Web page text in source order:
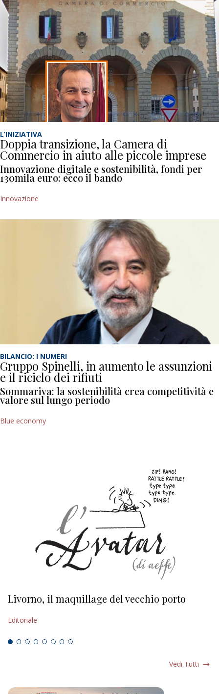
L’INIZIATIVA
Doppia transizione, la Camera di
Commercio in aiuto alle piccole imprese
Innovazione digitale e sostenibilità, fondi per
130mila euro: ecco il bando
Innovazione
BILANCIO: I NUMERI
Gruppo Spinelli, in aumento le assunzioni
e il riciclo dei rifiuti
Sommariva: la sostenibilità crea competitività e
valore sul lungo periodo
Blue economy
Livorno, il maquillage del vecchio porto
Editoriale
Vedi Tutti